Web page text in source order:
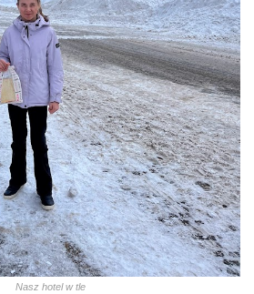
Nasz hotel w tle